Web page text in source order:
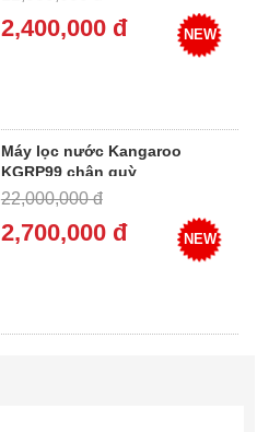
2,400,000 đ NEW
Máy lọc nước Kangaroo
KGRP99 chân quỳ
22,000,000 đ
2,700,000 đ NEW